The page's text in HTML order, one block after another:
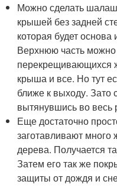
Можно сделать
крышей без задней
которая будет
Верхнюю часть можно
перекрещивающихся
крыша и все. Но тут
ближе к выходу. Зато
вытянувшись во весь
Еще достаточно
заготавливают много
дерева. Получается
Затем его так же
защиты от дождя и